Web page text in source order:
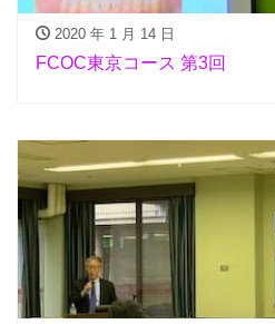
2020 年 1 月 14 日
FCOC東京コース 第3回